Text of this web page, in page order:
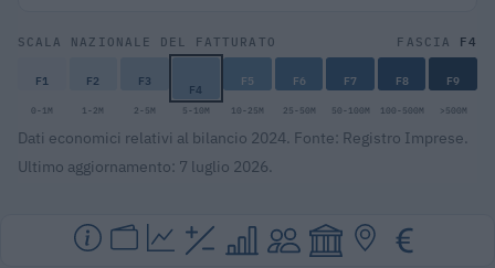
SCALA NAZIONALE DEL FATTURATO FASCIA F4
F1 F2 F3 F4 F5 F6 F7 F8 F9
0-1M 1-2M 2-5M 5-10M 10-25M 25-50M 50-100M 100-500M >500M
Dati economici relativi al bilancio 2024. Fonte: Registro Imprese.
Ultimo aggiornamento: 7 luglio 2026.